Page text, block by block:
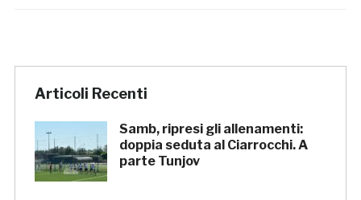
Articoli Recenti
Samb, ripresi gli allenamenti:
doppia seduta al Ciarrocchi. A
parte Tunjov